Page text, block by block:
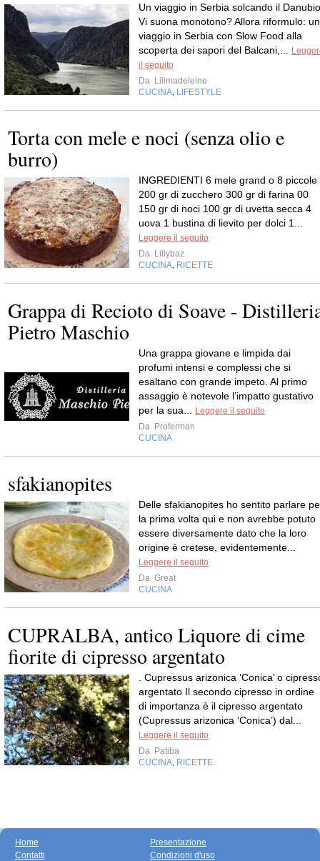
Un viaggio in Serbia solcando il
Vi suona monotono? Allora riformulo: un
viaggio in Serbia con Slow Food alla
scoperta dei sapori del Balcani,...
il seguito
Da Lilimadeleine
CUCINA LIFESTYLE
Torta con mele e noci (senza olio e
burro)
INGREDIENTI 6 mele grand o 8 piccole
200 gr di zucchero 300 gr di farina 00
150 gr di noci 100 gr di uvetta secca 4
uova 1 bustina di lievito per dolci 1...
Leggere il seguito
Da Lillybaz
CUCINA RICETTE
Grappa di Recioto di Soave -
Pietro Maschio
Una grappa giovane e limpida dai
profumi intensi e complessi che si
esaltano con grande impeto. Al primo
assaggio è notevole l’impatto gustativo
per la sua...
Leggere il seguito
Da Proferman
CUCINA
sfakianopites
Delle sfakianopites ho sentito parlare
la prima volta qui e non avrebbe potuto
essere diversamente dato che la loro
origine è cretese, evidentemente...
Leggere il seguito
Da Great
CUCINA
CUPRALBA, antico Liquore di cime
fiorite di cipresso argentato
. Cupressus arizonica ‘Conica’ o
argentato Il secondo cipresso in ordine
di importanza è il cipresso argentato
(Cupressus arizonica ‘Conica’) dal...
Leggere il seguito
Da Patiba
CUCINA RICETTE
Home
Contatti
Presentazione
Condizioni d'uso